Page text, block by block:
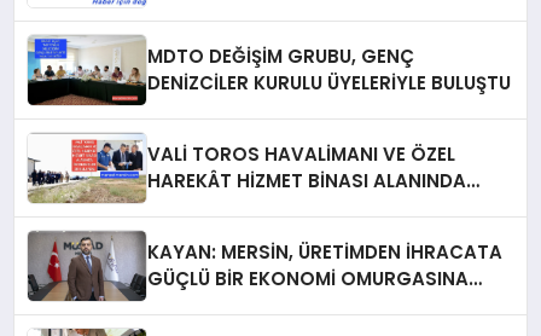
MDTO DEĞİŞİM GRUBU, GENÇ
DENİZCİLER KURULU ÜYELERİYLE BULUŞTU
VALİ TOROS HAVALİMANI VE ÖZEL
HAREKÂT HİZMET BİNASI ALANINDA
KAYAN: MERSİN, ÜRETİMDEN İHRACATA
GÜÇLÜ BİR EKONOMİ OMURGASINA